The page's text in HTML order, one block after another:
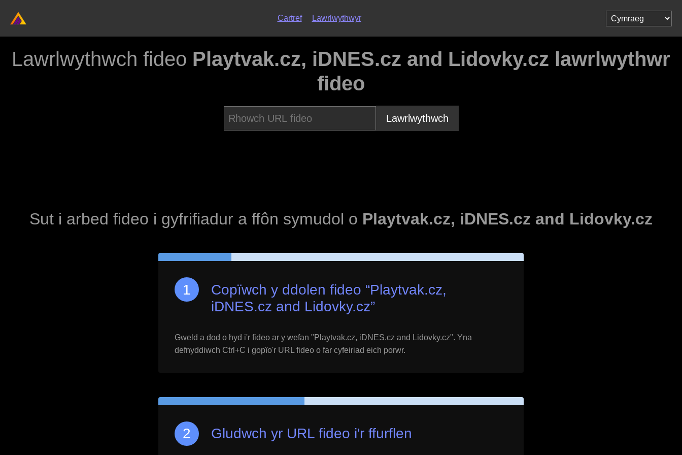
Cartref Lawrlwythwyr
Lawrlwythwch fideo Playtvak.cz, iDNES.cz and Lidovky.cz lawrlwythwr
fideo
Lawrlwythwch
Sut i arbed fideo i gyfrifiadur a ffôn symudol o Playtvak.cz, iDNES.cz and Lidovky.cz
Copïwch y ddolen fideo “Playtvak.cz,
iDNES.cz and Lidovky.cz”
Gweld a dod o hyd i'r fideo ar y wefan "Playtvak.cz, iDNES.cz and Lidovky.cz". Yna
defnyddiwch Ctrl+C i gopïo'r URL fideo o far cyfeiriad eich porwr.
Gludwch yr URL fideo i'r ffurflen